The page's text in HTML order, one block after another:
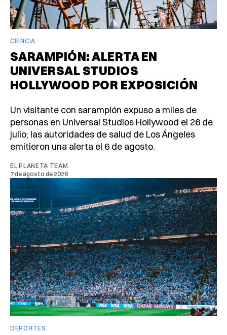
CIENCIA
SARAMPIÓN: ALERTA EN
UNIVERSAL STUDIOS
HOLLYWOOD POR EXPOSICIÓN
Un visitante con sarampión expuso a miles de
personas en Universal Studios Hollywood el 26 de
julio; las autoridades de salud de Los Ángeles
emitieron una alerta el 6 de agosto.
EL PLANETA TEAM
7 de agosto de 2026
DEPORTES